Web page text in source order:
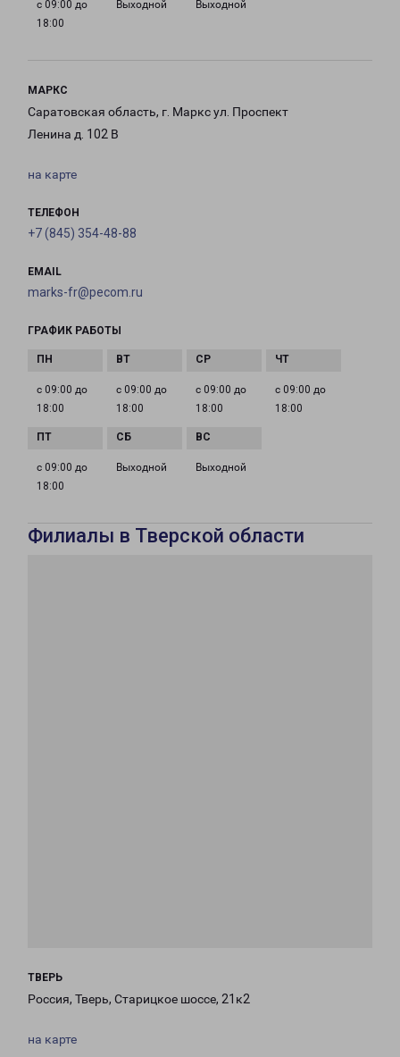
с 09:00 до
18:00
Выходной Выходной
МАРКС
Саратовская область, г. Маркс ул. Проспект
Ленина д. 102 В
на карте
ТЕЛЕФОН
+7 (845) 354-48-88
EMAIL
marks-fr@pecom.ru
ГРАФИК РАБОТЫ
с 09:00 до
18:00
с 09:00 до
18:00
с 09:00 до
18:00
с 09:00 до
18:00
с 09:00 до
18:00
Выходной Выходной
Филиалы в Тверской области
ТВЕРЬ
Россия, Тверь, Старицкое шоссе, 21к2
на карте